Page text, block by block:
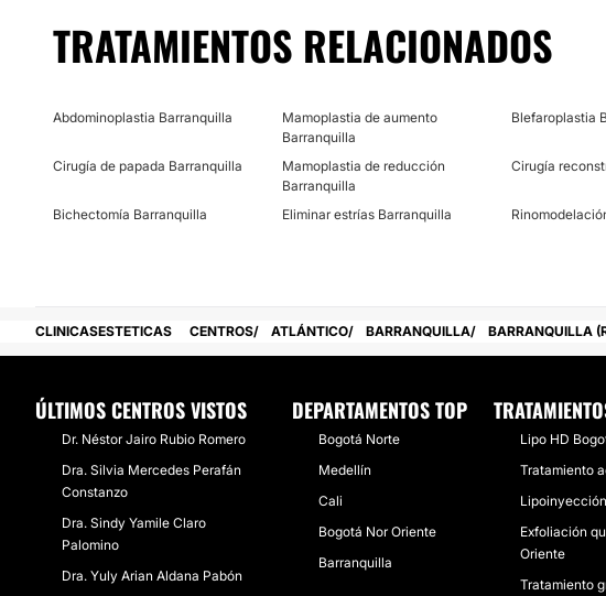
TRATAMIENTOS RELACIONADOS
Abdominoplastia Barranquilla
Mamoplastia de aumento
Barranquilla
Blefaroplastia
Cirugía de papada Barranquilla
Mamoplastia de reducción
Barranquilla
Cirugía
Bichectomía Barranquilla Eliminar estrías Barranquilla
CLINICASESTETICAS CENTROS ATLÁNTICO BARRANQUILLA BARRANQUILLA
ÚLTIMOS CENTROS VISTOS
Dr. Néstor Jairo Rubio Romero
Dra. Silvia Mercedes Perafán
Constanzo
Dra. Sindy Yamile Claro
Palomino
Dra. Yuly Arian Aldana Pabón
DEPARTAMENTOS TOP
Bogotá Norte
Medellín
Cali
Bogotá Nor Oriente
Barranquilla
Lipo HD
Tratamiento
Exfoliación
Oriente
Tratamiento